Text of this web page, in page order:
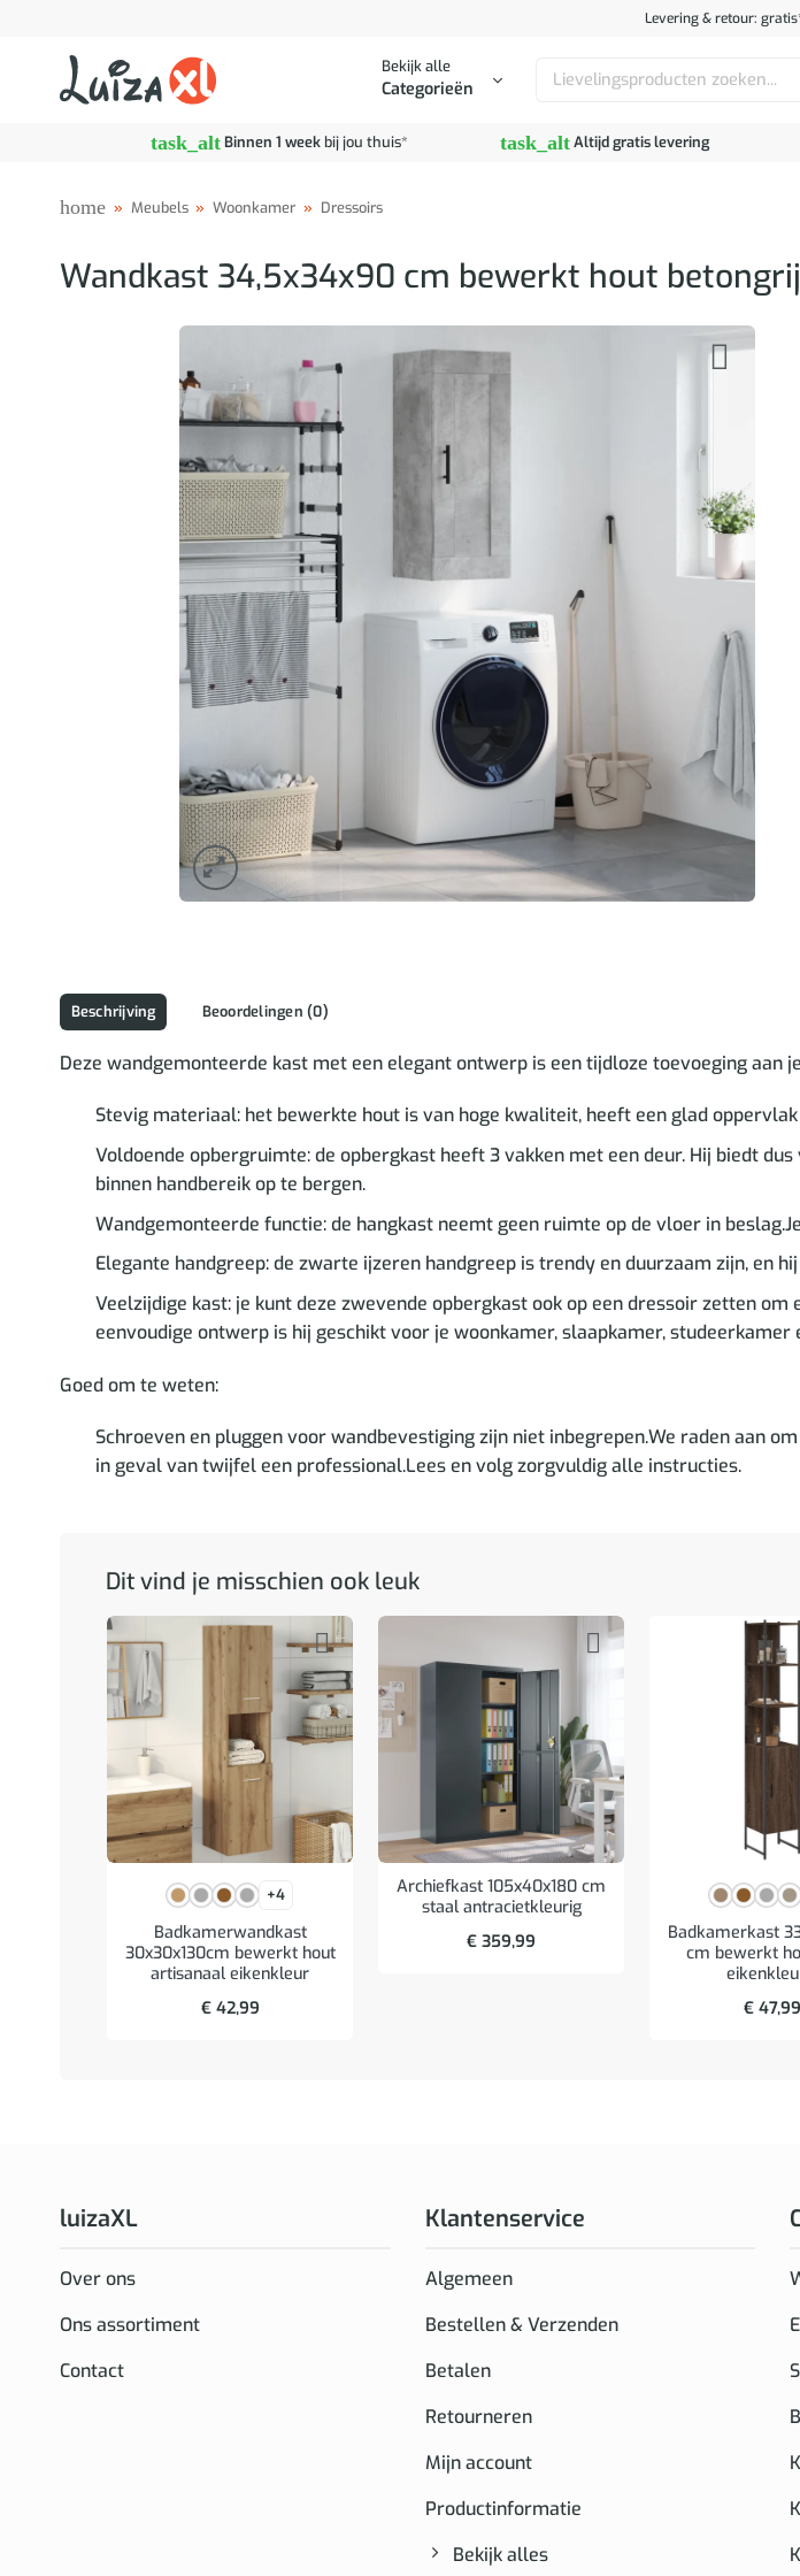
Levering & retour:
Bekijk alle
Categorieën
Zoeken
task_altBinnen 1 weekbij jou thuis* task_altAltijd gratis levering
home » Meubels » Woonkamer » Dressoirs
Wandkast 34,5x34x90 cm bewerkt hout
Beschrijving Beoordelingen (0)
Deze wandgemonteerde kast met een elegant ontwerp is een tijdloze toevoeging aan
Stevig materiaal: het bewerkte hout is van hoge kwaliteit, heeft een glad
Voldoende opbergruimte: de opbergkast heeft 3 vakken met een deur. Hij biedt
binnen handbereik op te bergen.
Wandgemonteerde functie: de hangkast neemt geen ruimte op de vloer in
Elegante handgreep: de zwarte ijzeren handgreep is trendy en duurzaam zijn, en
Veelzijdige kast: je kunt deze zwevende opbergkast ook op een dressoir zetten
eenvoudige ontwerp is hij geschikt voor je woonkamer, slaapkamer,
Goed om te weten:
Schroeven en pluggen voor wandbevestiging zijn niet inbegrepen.We raden aan
in geval van twijfel een professional.Lees en volg zorgvuldig alle instructies.
Dit vind je misschien ook leuk
+4
Badkamerwandkast
30x30x130cm bewerkt hout
artisanaal eikenkleur
€42,99
Archiefkast 105x40x180 cm
staal antracietkleurig
€ 359,99
Badkamerkast
cm bewerkt
€ 47,99
luizaXL
Over ons
Ons assortiment
Contact
Klantenservice
Algemeen
Bestellen & Verzenden
Betalen
Retourneren
Mijn account
Productinformatie
Bekijk alles